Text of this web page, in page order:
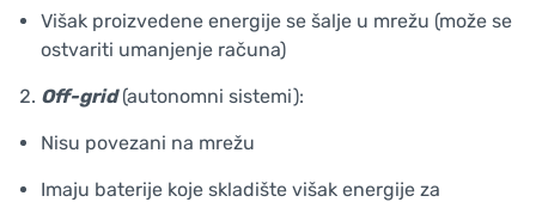
Višak proizvedene energije se šalje u mrežu (može se
ostvariti umanjenje računa)
Off-grid(autonomni sistemi):
Nisu povezani na mrežu
Imaju baterije koje skladište višak energije za